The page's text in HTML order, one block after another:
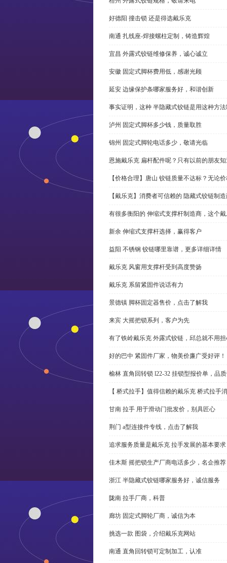
好德阳 撞击锁 还是得选戴乐克
南通 扎线座-焊接螺柱定制，铸造辉煌
宜昌 外露式铰链维修保养，诚心诚立
安徽 固定式脚杯费用低，感谢光顾
延安 边缘保护条哪家服务好，和谐创新
事实证明，这种 半隐藏式铰链是用这种方
泸州 固定式脚杯多少钱，质量取胜
锦州 固定式脚轮电话多少，敬请光临
恩施戴乐克 扁杆配件呢？只有以前的朋友
【价格合理】唐山 铰链质量不达标？无论
【戴乐克】消费者可信赖的 隐藏式铰链制
有很多衡阳的 伸缩式支撑杆制造商，这个
新余 伸缩式支撑杆选择，赢得客户
益阳 不锈钢 铰链哪里靠谱，更多详细详情
戴乐克 风窗用支撑杆受到高度赞扬
戴乐克 系留紧固件说话有力
景德镇 脚杯固定器售价，点击了解我
来宾 大摇把锁系列，客户为先
有了铁岭戴乐克 外露式铰链，邱总就不用
好的巴中 紧固件厂家，物美价廉广受好评！
榆林 直角回转锁 l22-32 挂锁型报价单，品
【 桥式拉手】值得信赖的戴乐克 桥式拉手
甘南 拉手 用于滑动门批发价，别具匠心
荆门 a型连接件专线，点击了解我
追求服务质量是戴乐克 拉手发展的基本要求
佳木斯 摇把锁生产厂商电话多少，名企推荐
浙江 半隐藏式铰链哪家服务好，诚信服务
陇南 拉手厂商，科普
廊坊 固定式脚轮厂商，诚信为本
挑选一款 图袋，介绍戴乐克网站
南通 直角回转锁可定制加工，认准